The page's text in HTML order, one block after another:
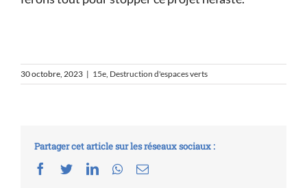
30 octobre, 2023 | 15e Destruction d'espaces verts
Partager cet article sur les réseaux sociaux :
Facebook
TwitterLinkedInWhatsapp
Email